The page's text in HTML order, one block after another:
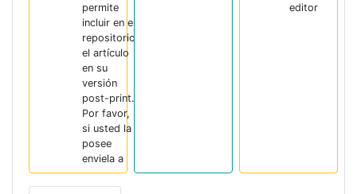
permite
incluir en el
repositorio
el artículo
en su
versión
post-print.
Por favor,
si usted la
posee
enviela a
editor